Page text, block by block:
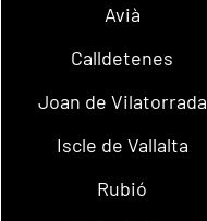
Avià
Calldetenes
Joan de Vilatorrada
Iscle de Vallalta
Rubió